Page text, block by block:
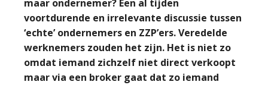
maar ondernemer? Een al tijden
voortdurende en irrelevante discussie tussen
‘echte’ ondernemers en ZZP’ers. Veredelde
werknemers zouden het zijn. Het is niet zo
omdat iemand zichzelf niet direct verkoopt
maar via een broker gaat dat zo iemand